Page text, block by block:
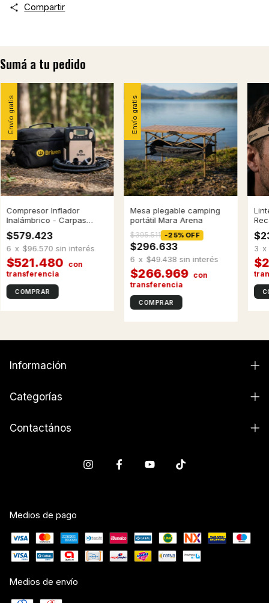
Compartir
Sumá a tu pedido
Envío gratis
Compresor Inflador
Inalámbrico - Carpas
inflables
$579.423
$521.480
6 x $96.570 sin interés
Envío gratis
Mesa plegable camping
portátil Mara Arena
$296.633
-25% OFF
$395.511
$266.969
6 x $49.438 sin interés
3 x
Información
Categorías
Contactános
Medios de pago
Medios de envío